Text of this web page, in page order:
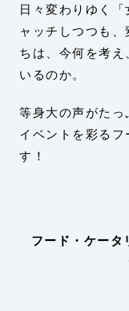
日々変わりゆく
ャッチしつつも
ちは、今何を考
いるのか。
等身大の声がた
イベントを彩るフ
す！
フード・ケータ